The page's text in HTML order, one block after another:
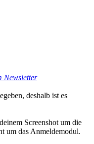
Newsletter
deshalb ist es
Screenshot um die
um das Anmeldemodul.